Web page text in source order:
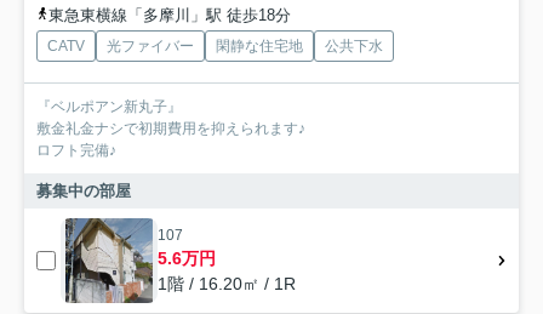
東急東横線「多摩川」駅 徒歩18分
CATV 光ファイバー 閑静な住宅地 公共下水
『ベルポアン新丸子』
敷金礼金ナシで初期費用を抑えられます♪
ロフト完備♪
募集中の部屋
107
5.6万円
1階 / 16.20㎡ / 1R